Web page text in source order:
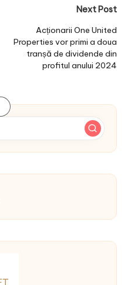
Next Post
Acționarii One United
Properties vor primi a doua
tranșă de dividende din
profitul anului 2024